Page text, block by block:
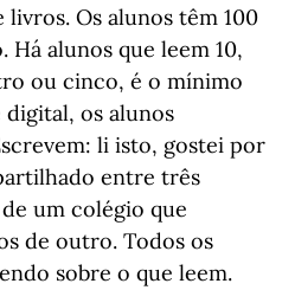
Os alunos têm 100
alunos que leem 10,
ou cinco, é o mínimo
os alunos
li isto, gostei por
entre três
um colégio que
de outro. Todos os
sobre o que leem.